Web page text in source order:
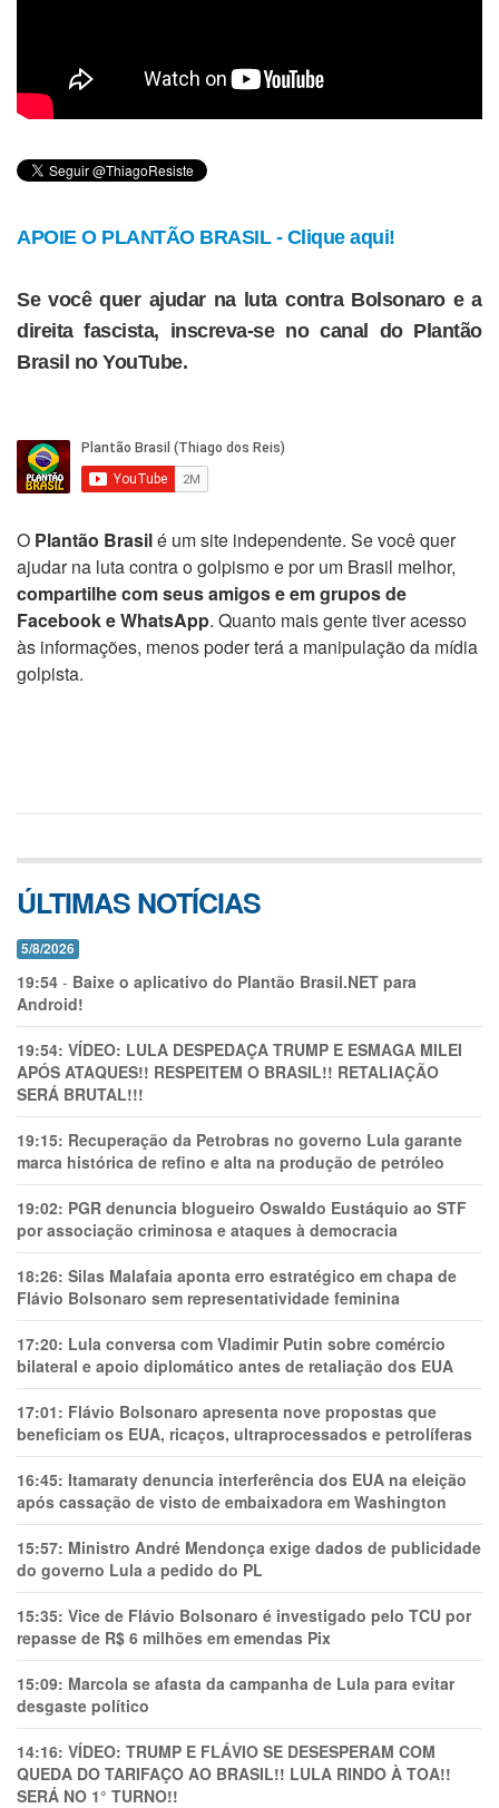
APOIE O PLANTÃO BRASIL - Clique aqui!
Se você quer ajudar na luta contra Bolsonaro e a
direita fascista, inscreva-se no canal do Plantão
Brasil no YouTube.
O Plantão Brasilé um site independente. Se você quer
ajudar na luta contra o golpismo e por um Brasil melhor,
compartilhe com seus amigos e em grupos de
Facebook e WhatsApp. Quanto mais gente tiver acesso
às informações, menos poder terá a manipulação da mídia
golpista.
ÚLTIMAS NOTÍCIAS
5/8/2026
19:54 - Baixe o aplicativo do Plantão Brasil.NET para
Android!
19:54: VÍDEO: LULA DESPEDAÇA TRUMP E ESMAGA MILEI
APÓS ATAQUES!! RESPEITEM O BRASIL!! RETALIAÇÃO
SERÁ BRUTAL!!!
19:15: Recuperação da Petrobras no governo Lula garante
marca histórica de refino e alta na produção de petróleo
19:02: PGR denuncia blogueiro Oswaldo Eustáquio ao STF
por associação criminosa e ataques à democracia
18:26: Silas Malafaia aponta erro estratégico em chapa de
Flávio Bolsonaro sem representatividade feminina
17:20: Lula conversa com Vladimir Putin sobre comércio
bilateral e apoio diplomático antes de retaliação dos EUA
17:01: Flávio Bolsonaro apresenta nove propostas que
beneficiam os EUA, ricaços, ultraprocessados e petrolíferas
16:45: Itamaraty denuncia interferência dos EUA na eleição
após cassação de visto de embaixadora em Washington
15:57: Ministro André Mendonça exige dados de publicidade
do governo Lula a pedido do PL
15:35: Vice de Flávio Bolsonaro é investigado pelo TCU por
repasse de R$ 6 milhões em emendas Pix
15:09: Marcola se afasta da campanha de Lula para evitar
desgaste político
14:16: VÍDEO: TRUMP E FLÁVIO SE DESESPERAM COM
QUEDA DO TARIFAÇO AO BRASIL!! LULA RINDO À TOA!!
SERÁ NO 1° TURNO!!